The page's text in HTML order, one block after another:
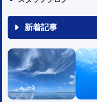
新着記事